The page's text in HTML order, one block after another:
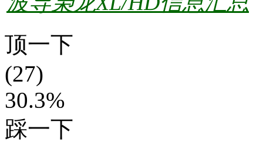
顶一下
(27)
30.3%
踩一下